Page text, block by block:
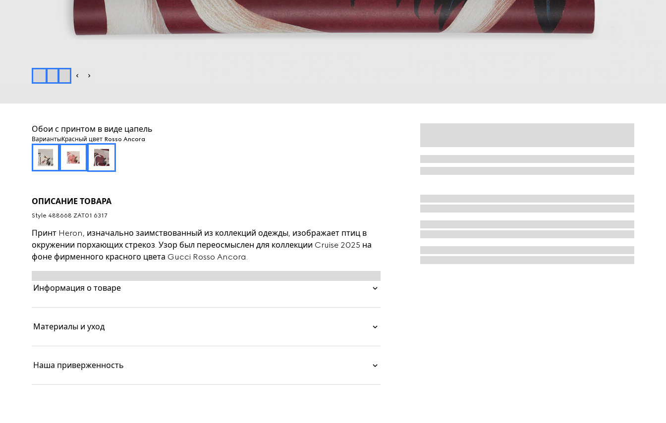
Обои с принтом в виде цапель
ВариантыКрасный цвет Rosso Ancora
ОПИСАНИЕ ТОВАРА
Style ‎488668 ZAT01 6317
Принт Heron, изначально заимствованный из коллекций одежды, изображает птиц в
окружении порхающих стрекоз. Узор был переосмыслен для коллекции Cruise 2025 на
фоне фирменного красного цвета Gucci Rosso Ancora.
Информация о товаре
Материалы и уход
Наша приверженность